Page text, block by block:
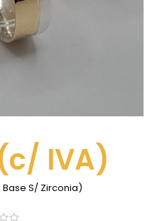
IVA)
S/ Zirconia)